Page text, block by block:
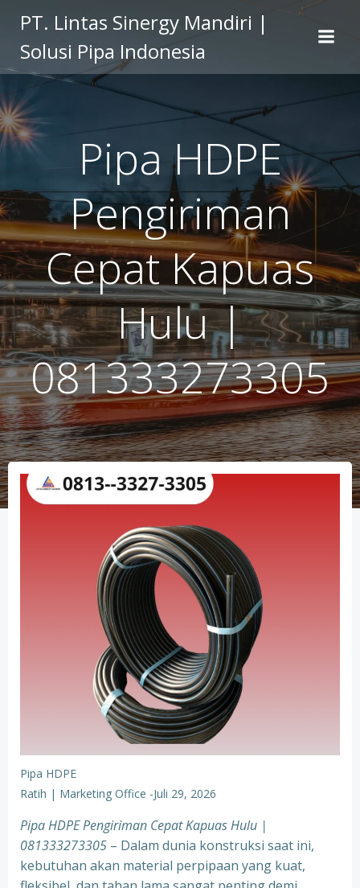
to
content
PT. Lintas Sinergy Mandiri |
Solusi Pipa Indonesia
Pipa HDPE
Pengiriman
Cepat Kapuas
Hulu |
081333273305
Pipa HDPE
Ratih | Marketing Office -Juli 29, 2026
Pipa HDPE Pengiriman Cepat Kapuas Hulu |
081333273305 – Dalam dunia konstruksi saat ini,
kebutuhan akan material perpipaan yang kuat,